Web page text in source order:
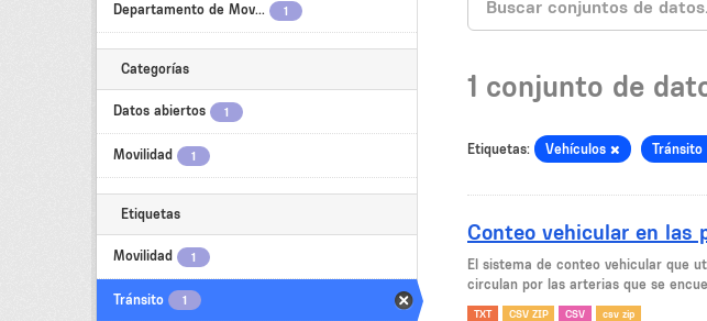
Departamento de Mov... 1
Categorías
Datos abiertos 1
Movilidad 1
Etiquetas
Movilidad 1
Tránsito 1
1 conjunto de
Etiquetas: Vehículos Tránsito
Conteo vehicular en las
El sistema de conteo vehicular que
circulan por las arterias que se
TXT CSV ZIP CSV csv zip